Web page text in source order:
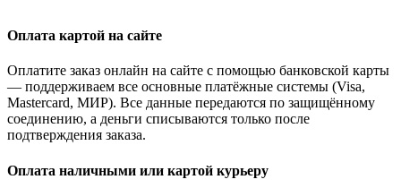
Оплата картой на сайте
Оплатите заказ онлайн на сайте с помощью банковской карты
— поддерживаем все основные платёжные системы (Visa,
Mastercard, МИР). Все данные передаются по защищённому
соединению, а деньги списываются только после
подтверждения заказа.
Оплата наличными или картой курьеру